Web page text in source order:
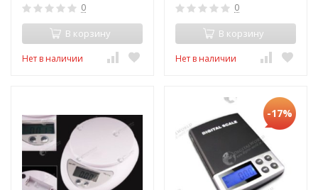
0
В корзину
Нет в наличии
0
В корзину
Нет в наличии
-17%